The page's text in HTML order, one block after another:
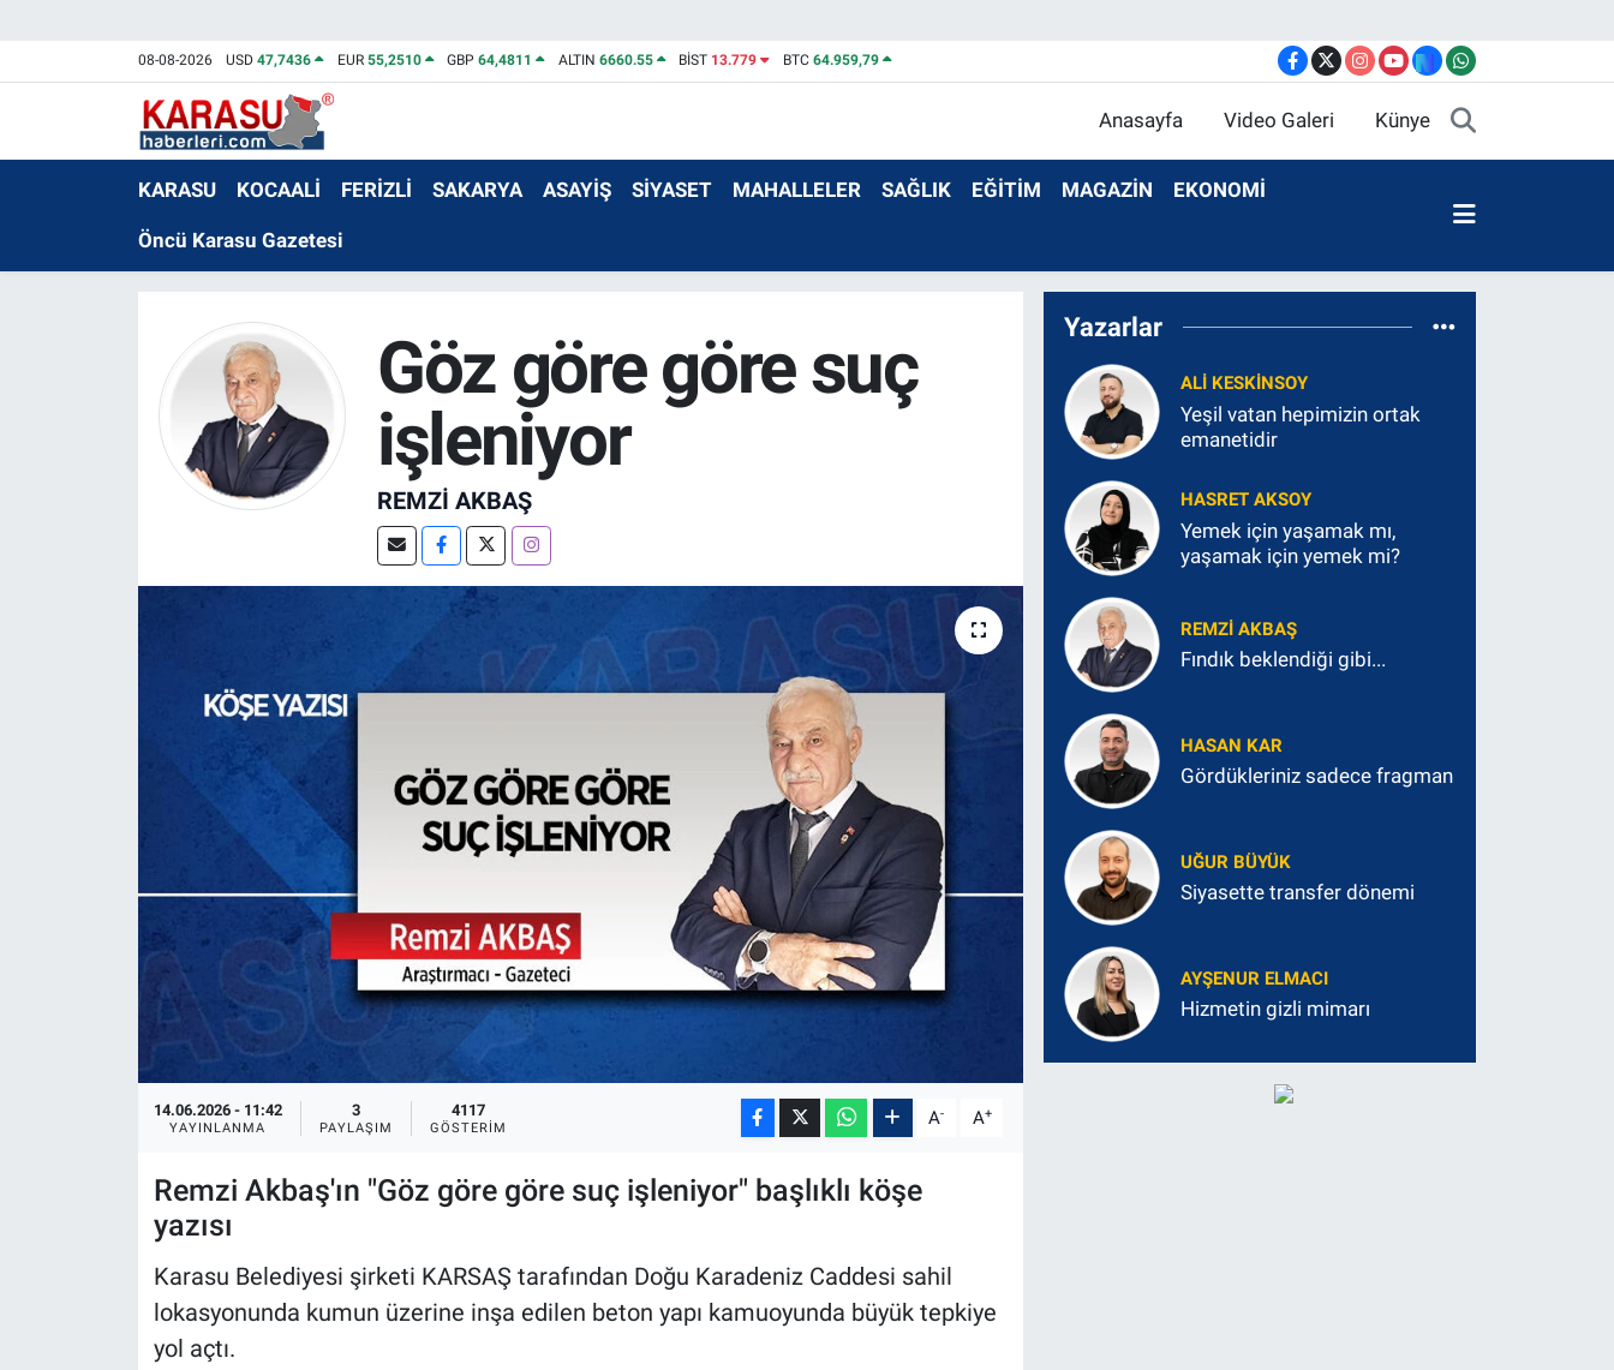
08-08-2026 USD47,7436 EUR 55,2510 GBP64,4811 ALTIN 6660.55 BİST 13.779 BTC 64.959,79
Anasayfa Video Galeri Künye
KARASU KOCAALİ FERİZLİ SAKARYA ASAYİŞ SİYASET MAHALLELER SAĞLIK EĞİTİM MAGAZİN EKONOMİ
Öncü Karasu Gazetesi
Göz göre göre suç
işleniyor
REMZI AKBAŞ
14.06.2026 - 11:42
YAYINLANMA
3
PAYLAŞIM
4117
GÖSTERIM A- A+
Remzi Akbaş'ın "Göz göre göre suç işleniyor" başlıklı köşe
yazısı
Karasu Belediyesi şirketi KARSAŞ tarafından Doğu Karadeniz Caddesi sahil
lokasyonunda kumun üzerine inşa edilen beton yapı kamuoyunda büyük tepkiye
yol açtı.
Yazarlar
ALI KESKINSOY
Yeşil vatan hepimizin ortak
emanetidir
HASRET AKSOY
Yemek için yaşamak mı,
yaşamak için yemek mi?
REMZI AKBAŞ
Fındık beklendiği gibi...
HASAN KAR
Gördükleriniz sadece fragman
UĞUR BÜYÜK
Siyasette transfer dönemi
AYŞENUR ELMACI
Hizmetin gizli mimarı